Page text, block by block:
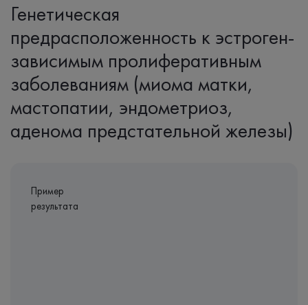
Генетическая
предрасположенность к эстроген-
зависимым пролиферативным
заболеваниям (миома матки,
мастопатии, эндометриоз,
аденома предстательной железы)
Пример
результата